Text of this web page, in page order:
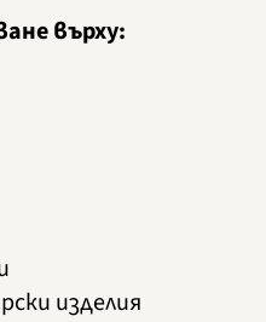
върху:
изделия